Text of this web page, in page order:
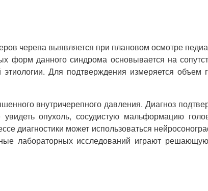
черепа выявляется при плановом осмотре
форм данного синдрома основывается на
этиологии. Для подтверждения измеряется
внутричерепного давления. Диагноз
опухоль, сосудистую мальформацию
диагностики может использоваться
лабораторных исследований играют